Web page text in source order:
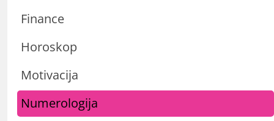
Finance
Horoskop
Motivacija
Numerologija